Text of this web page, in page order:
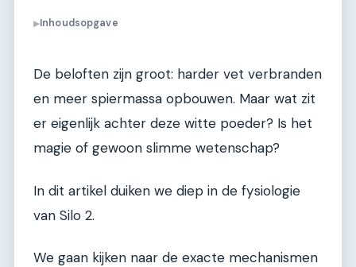
▶Inhoudsopgave
De beloften zijn groot: harder vet verbranden
en meer spiermassa opbouwen. Maar wat zit
er eigenlijk achter deze witte poeder? Is het
magie of gewoon slimme wetenschap?
In dit artikel duiken we diep in de fysiologie
van Silo 2.
We gaan kijken naar de exacte mechanismen